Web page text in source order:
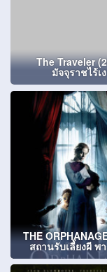
The Traveler
มัจจุราชไร้เ
THE
สถานรับเลี้ยงผี พ